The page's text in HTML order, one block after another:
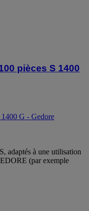
pièces S 1400
G - Gedore
adaptés à une utilisation
(par exemple